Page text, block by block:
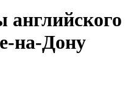
на-Дону